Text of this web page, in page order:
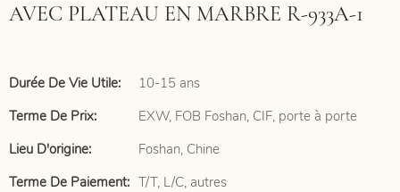
AVEC PLATEAU EN MARBRE R-933A-1
Durée De Vie Utile:
10-15 ans
Terme De Prix:
EXW, FOB Foshan, CIF, porte à porte
Lieu D'origine:
Foshan, Chine
Terme De Paiement: T/T, L/C, autres